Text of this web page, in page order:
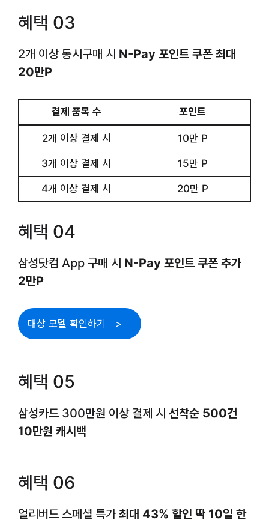
혜택 03
2개 이상 동시구매 시 N-Pay 포인트 쿠폰 최대
20만P
결제 품목 수 포인트
2개 이상 결제 시 10만 P
3개 이상 결제 시 15만 P
4개 이상 결제 시 20만 P
혜택 04
삼성닷컴 App 구매 시 N-Pay 포인트 쿠폰 추가
2만P
대상 모델 확인하기
혜택 05
삼성카드 300만원 이상 결제 시 선착순 500건
10만원 캐시백
혜택 06
얼리버드 스페셜 특가최대 43% 할인 딱 10일 한